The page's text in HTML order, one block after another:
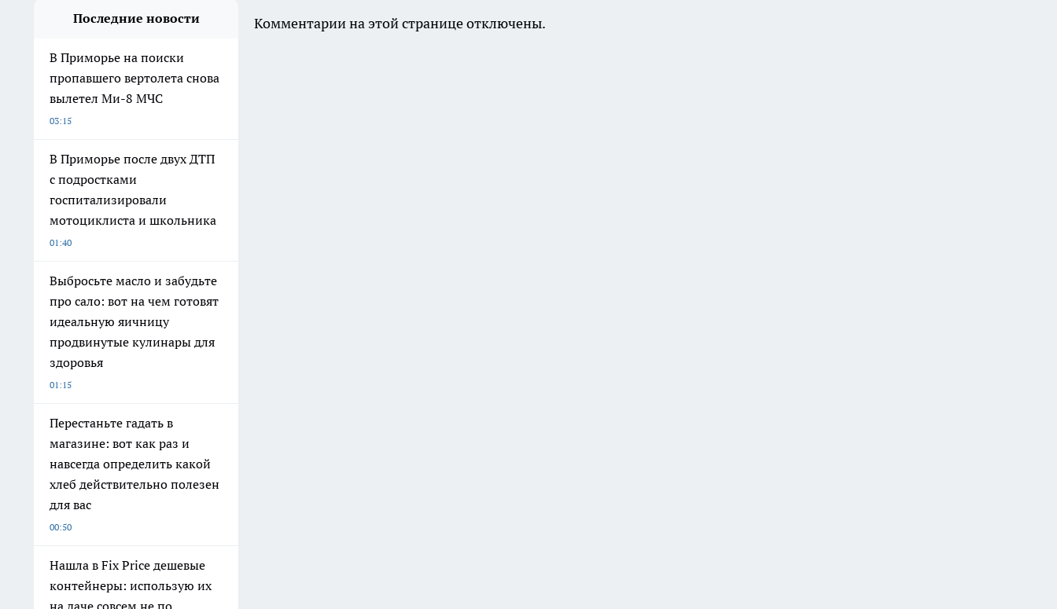
Последние новости
В Приморье на поиски
пропавшего вертолета снова
вылетел Ми-8 МЧС
03:15
В Приморье после двух ДТП
с подростками
госпитализировали
мотоциклиста и школьника
01:40
Выбросьте масло и забудьте
про сало: вот на чем готовят
идеальную яичницу
продвинутые кулинары для
здоровья
01:15
Перестаньте гадать в
магазине: вот как раз и
навсегда определить какой
хлеб действительно полезен
для вас
00:50
Нашла в Fix Price дешевые
контейнеры: использую их
Комментарии на этой странице отключены.